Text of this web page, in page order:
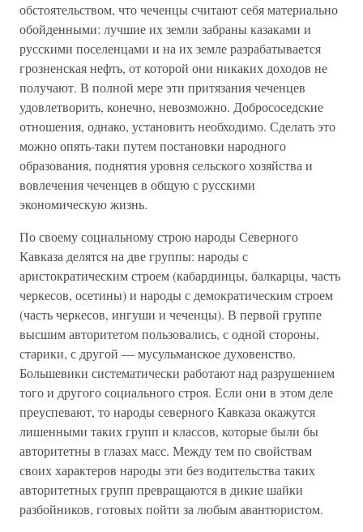
обстоятельством, что чеченцы считают себя материально
обойденными: лучшие их земли забраны казаками и
русскими поселенцами и на их земле разрабатывается
грозненская нефть, от которой они никаких доходов не
получают. В полной мере эти притязания чеченцев
удовлетворить, конечно, невозможно. Добрососедские
отношения, однако, установить необходимо. Сделать это
можно опять-таки путем постановки народного
образования, поднятия уровня сельского хозяйства и
вовлечения чеченцев в общую с русскими
экономическую жизнь.
По своему социальному строю народы Северного
Кавказа делятся на две группы: народы с
аристократическим строем (кабардинцы, балкарцы, часть
черкесов, осетины) и народы с демократическим строем
(часть черкесов, ингуши и чеченцы). В первой группе
высшим авторитетом пользовались, с одной стороны,
старики, с другой — мусульманское духовенство.
Большевики систематически работают над разрушением
того и другого социального строя. Если они в этом деле
преуспевают, то народы северного Кавказа окажутся
лишенными таких групп и классов, которые были бы
авторитетны в глазах масс. Между тем по свойствам
своих характеров народы эти без водительства таких
авторитетных групп превращаются в дикие шайки
разбойников, готовых пойти за любым авантюристом.